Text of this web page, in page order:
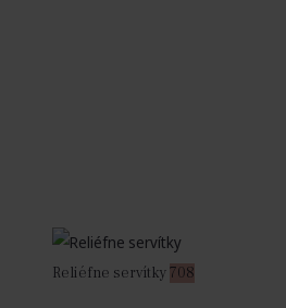
Reliéfne servítky708